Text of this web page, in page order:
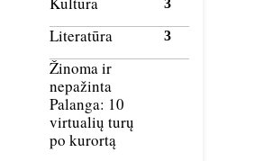
Literatūra
Žinoma ir
nepažinta
Palanga: 10
virtualių turų
po kurortą